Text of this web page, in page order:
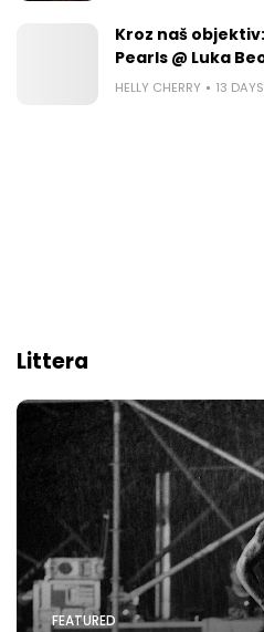
Kroz naš
Pearls @ Luka
HELLY CHERRY 13
Littera
FEATURED